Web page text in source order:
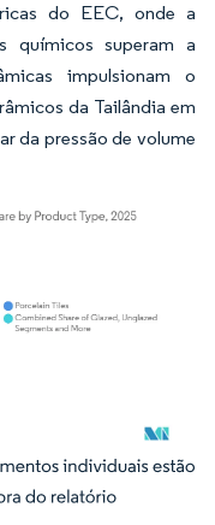
do EEC, onde a
químicos superam a
impulsionam o
da Tailândia em
da pressão de volume
conforme CC BY 4.0.